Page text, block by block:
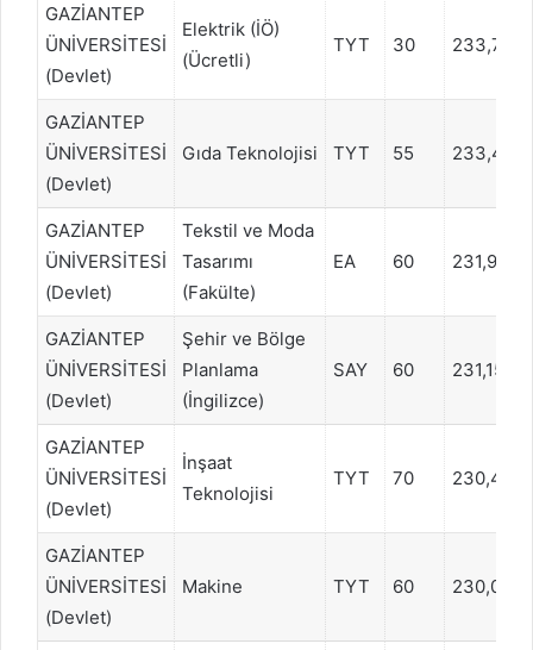
GAZİANTEP
ÜNİVERSİTESİ
(Devlet)
Elektrik (İÖ)
(Ücretli)
TYT 30
GAZİANTEP
ÜNİVERSİTESİ
(Devlet)
Gıda Teknolojisi TYT 55
GAZİANTEP
ÜNİVERSİTESİ
(Devlet)
Tekstil ve Moda
Tasarımı
(Fakülte)
EA 60
GAZİANTEP
ÜNİVERSİTESİ
(Devlet)
Şehir ve Bölge
Planlama
(İngilizce)
SAY 60
GAZİANTEP
ÜNİVERSİTESİ
(Devlet)
İnşaat
Teknolojisi
TYT 70
GAZİANTEP
ÜNİVERSİTESİ
(Devlet)
Makine TYT 60